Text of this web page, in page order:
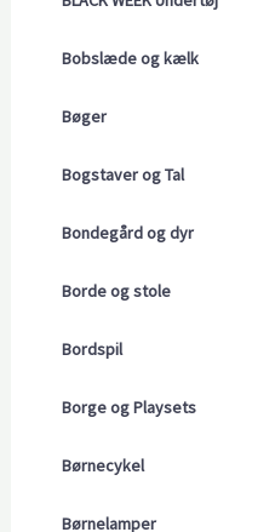
Bobslæde og kælk
Bøger
Bogstaver og Tal
Bondegård og dyr
Borde og stole
Bordspil
Borge og Playsets
Børnecykel
Børnelamper